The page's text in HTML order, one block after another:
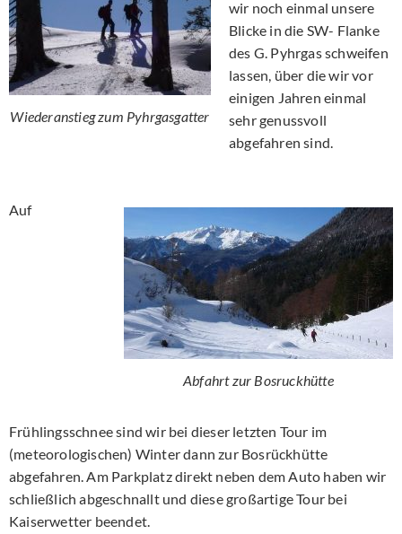
Wiederanstieg zum Pyhrgasgatter
wir noch einmal unsere
Blicke in die SW- Flanke
des G. Pyhrgas schweifen
lassen, über die wir vor
einigen Jahren einmal
sehr genussvoll
abgefahren sind.
Abfahrt zur Bosruckhütte
Auf
Frühlingsschnee sind wir bei dieser letzten Tour im
(meteorologischen) Winter dann zur Bosrückhütte
abgefahren. Am Parkplatz direkt neben dem Auto haben wir
schließlich abgeschnallt und diese großartige Tour bei
Kaiserwetter beendet.